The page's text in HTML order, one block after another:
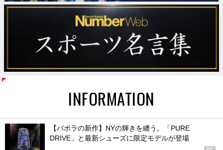
INFORMATION
【バボラの新作】NYの輝きを纏う。「PURE
DRIVE」と最新シューズに限定モデルが登場